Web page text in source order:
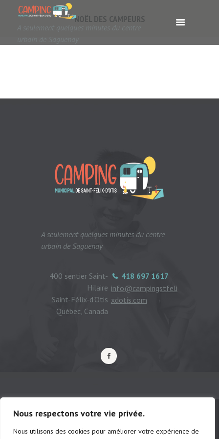
Nous respectons votre vie privée.
Nous utilisons des cookies pour améliorer votre expérience de
A seulement quelques minutes du centre
urbain de Saguenay
NOËL DES CAMPEURS
A seulement quelques minutes du centre
urbain de Saguenay
418 697 1617
info@campingstfeli
xdotis.com
400 sentier Saint-
Hilaire
Saint-Félix-d'Otis
Québec, Canada
© Camping municipal de St-Félix d'Otis,